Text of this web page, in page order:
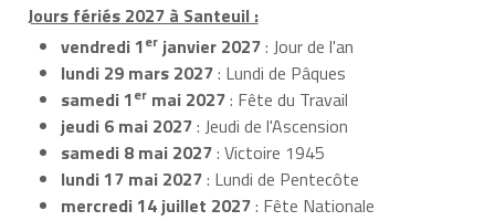
Jours fériés 2027 à Santeuil :
vendredi 1er janvier 2027: Jour de l'an
lundi 29 mars 2027: Lundi de Pâques
samedi 1er mai 2027: Fête du Travail
jeudi 6 mai 2027: Jeudi de l'Ascension
samedi 8 mai 2027: Victoire 1945
lundi 17 mai 2027: Lundi de Pentecôte
mercredi 14 juillet 2027: Fête Nationale